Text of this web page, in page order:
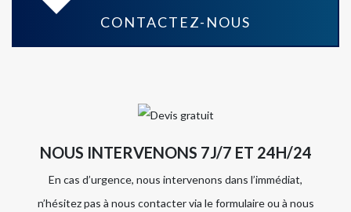
CONTACTEZ-NOUS
NOUS INTERVENONS 7J/7 ET 24H/24
En cas d’urgence, nous intervenons dans l’immédiat,
n’hésitez pas à nous contacter via le formulaire ou à nous